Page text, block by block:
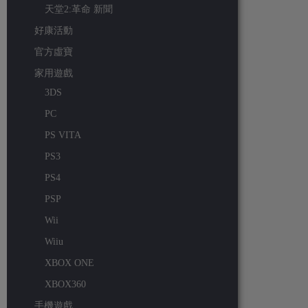
天堂2:革命 新聞
好康活動
官方虛寶
家用遊戲
3DS
PC
PS VITA
PS3
PS4
PSP
Wii
Wiiu
XBOX ONE
XBOX360
手機遊戲